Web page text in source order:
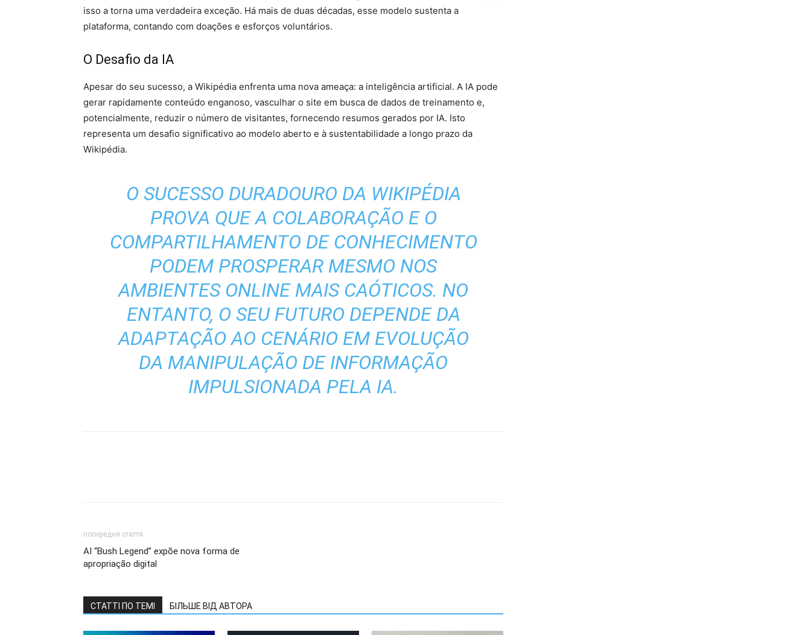
isso a torna uma verdadeira exceção. Há mais de duas décadas, esse modelo sustenta a
plataforma, contando com doações e esforços voluntários.
O Desafio da IA
Apesar do seu sucesso, a Wikipédia enfrenta uma nova ameaça: a inteligência artificial. A IA pode
gerar rapidamente conteúdo enganoso, vasculhar o site em busca de dados de treinamento e,
potencialmente, reduzir o número de visitantes, fornecendo resumos gerados por IA. Isto
representa um desafio significativo ao modelo aberto e à sustentabilidade a longo prazo da
Wikipédia.
O SUCESSO DURADOURO DA WIKIPÉDIA
PROVA QUE A COLABORAÇÃO E O
COMPARTILHAMENTO DE CONHECIMENTO
PODEM PROSPERAR MESMO NOS
AMBIENTES ONLINE MAIS CAÓTICOS. NO
ENTANTO, O SEU FUTURO DEPENDE DA
ADAPTAÇÃO AO CENÁRIO EM EVOLUÇÃO
DA MANIPULAÇÃO DE INFORMAÇÃO
IMPULSIONADA PELA IA.
попередня стаття
AI “Bush Legend” expõe nova forma de
apropriação digital
СТАТТІ ПО ТЕМІ БІЛЬШЕ ВІД АВТОРА